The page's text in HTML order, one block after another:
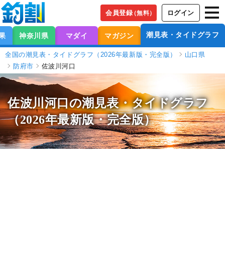
会員登録（無料） ログイン
神奈川県 マダイ マガジン 潮見表・タイドグラフ
全国の潮見表・タイドグラフ（2026年最新版・完全版）
山口県
防府市
佐波川河口
佐波川河口の潮見表・タイドグラフ
（2026年最新版・完全版）